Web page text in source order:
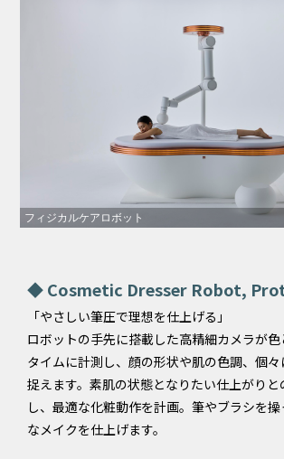
フィジカルケアロボット
◆ Cosmetic Dresser Robot,
「やさしい筆圧で理想を仕上げる」
ロボットの手先に搭載した高精細カメラが
タイムに計測し、顔の形状や肌の色調、個
捉えます。素肌の状態となりたい仕上がり
し、最適な化粧動作を計画。筆やブラシを
なメイクを仕上げます。